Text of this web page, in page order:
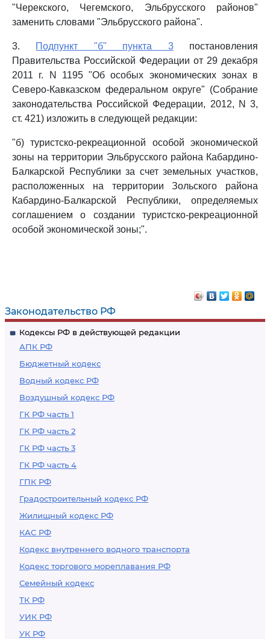
Законодательство РФ
Кодексы РФ в действующей редакции
АПК РФ
Бюджетный кодекс
Водный кодекс РФ
Воздушный кодекс РФ
ГК РФ часть 1
ГК РФ часть 2
ГК РФ часть 3
ГК РФ часть 4
ГПК РФ
Градостроительный кодекс РФ
Жилищный кодекс РФ
КАС РФ
Кодекс внутреннего водного транспорта
Кодекс торгового мореплавания РФ
Семейный кодекс
ТК РФ
УИК РФ
УК РФ
"Черекского, Чегемского, Эльбрусского районов"
заменить словами "Эльбрусского района".
3. Подпункт "б" пункта 3постановления
Правительства Российской Федерации от 29 декабря
2011 г. N 1195 "Об особых экономических зонах в
Северо-Кавказском федеральном округе" (Собрание
законодательства Российской Федерации, 2012, N 3,
ст. 421) изложить в следующей редакции:
"б) туристско-рекреационной особой экономической
зоны на территории Эльбрусского района Кабардино-
Балкарской Республики за счет земельных участков,
расположенных на территории Зольского района
Кабардино-Балкарской Республики, определяемых
соглашением о создании туристско-рекреационной
особой экономической зоны;".